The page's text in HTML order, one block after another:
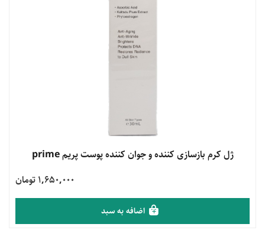
مشاهده محصول
ژل کرم بازسازی کننده و جوان کننده پوست پریم prime
1,650,000 تومان
اضافه به سبد